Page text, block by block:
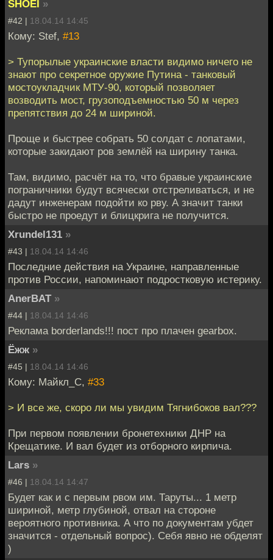
SHOEI »
#42 | 18.04.14 14:45
Кому: Stef, #13
> Тупорылые украинские власти видимо ничего не
знают про секретное оружие Путина - танковый
мостоукладчик МТУ-90, который позволяет
возводить мост, грузоподъемностью 50 м через
препятствия до 24 м шириной.
Проще и быстрее собрать 50 солдат с лопатами,
которые закидают ров землёй на ширину танка.
Там, видимо, расчёт на то, что бравые украинские
пограничники будут всячески отстреливаться, и не
дадут инженерам подойти ко рву. А значит танки
быстро не проедут и блицкрига не получится.
Xrundel131 »
#43 | 18.04.14 14:46
Последние действия на Украине, направленные
против России, напоминают подростковую истерику.
AnerBAT »
#44 | 18.04.14 14:46
Реклама borderlands!!! пост про плачен gearbox.
Ёжж »
#45 | 18.04.14 14:46
Кому: Майкл_С, #33
> И все же, скоро ли мы увидим Тягнибоков вал???
При первом появлении бронетехники ДНР на
Крещатике. И вал будет из отборного кирпича.
Lars »
#46 | 18.04.14 14:47
Будет как и с первым рвом им. Таруты... 1 метр
шириной, метр глубиной, отвал на стороне
вероятного противника. А что по документам убдет
значится - отдельный вопрос). Себя явно не обделят
)